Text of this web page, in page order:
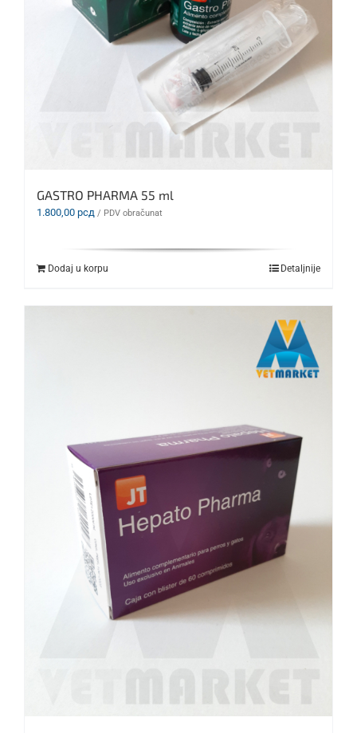
GASTRO PHARMA 55 ml
1.800,00 рсд / PDV obračunat
Dodaj u korpu Detaljnije